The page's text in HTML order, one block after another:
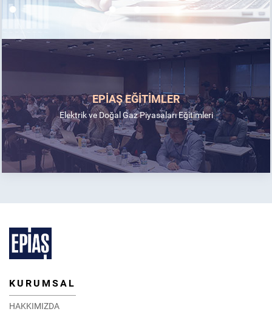
EPİAŞ EĞİTİMLER
Elektrik ve Doğal Gaz Piyasaları Eğitimleri
KURUMSAL
HAKKIMIZDA